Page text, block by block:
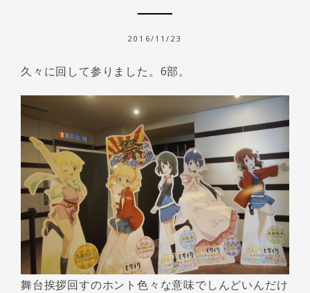
2016/11/23
久々に回して参りました。6部。
舞台挨拶回すのホント色々な意味でしんどいんだけ